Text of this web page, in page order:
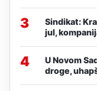
3
Sindikat:
jul,
4
U Novom
droge,